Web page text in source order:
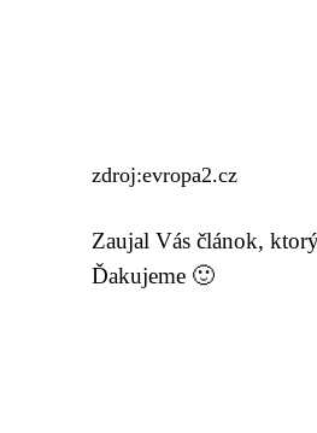
zdroj:evropa2.cz
Zaujal Vás článok,
Ďakujeme 🙂